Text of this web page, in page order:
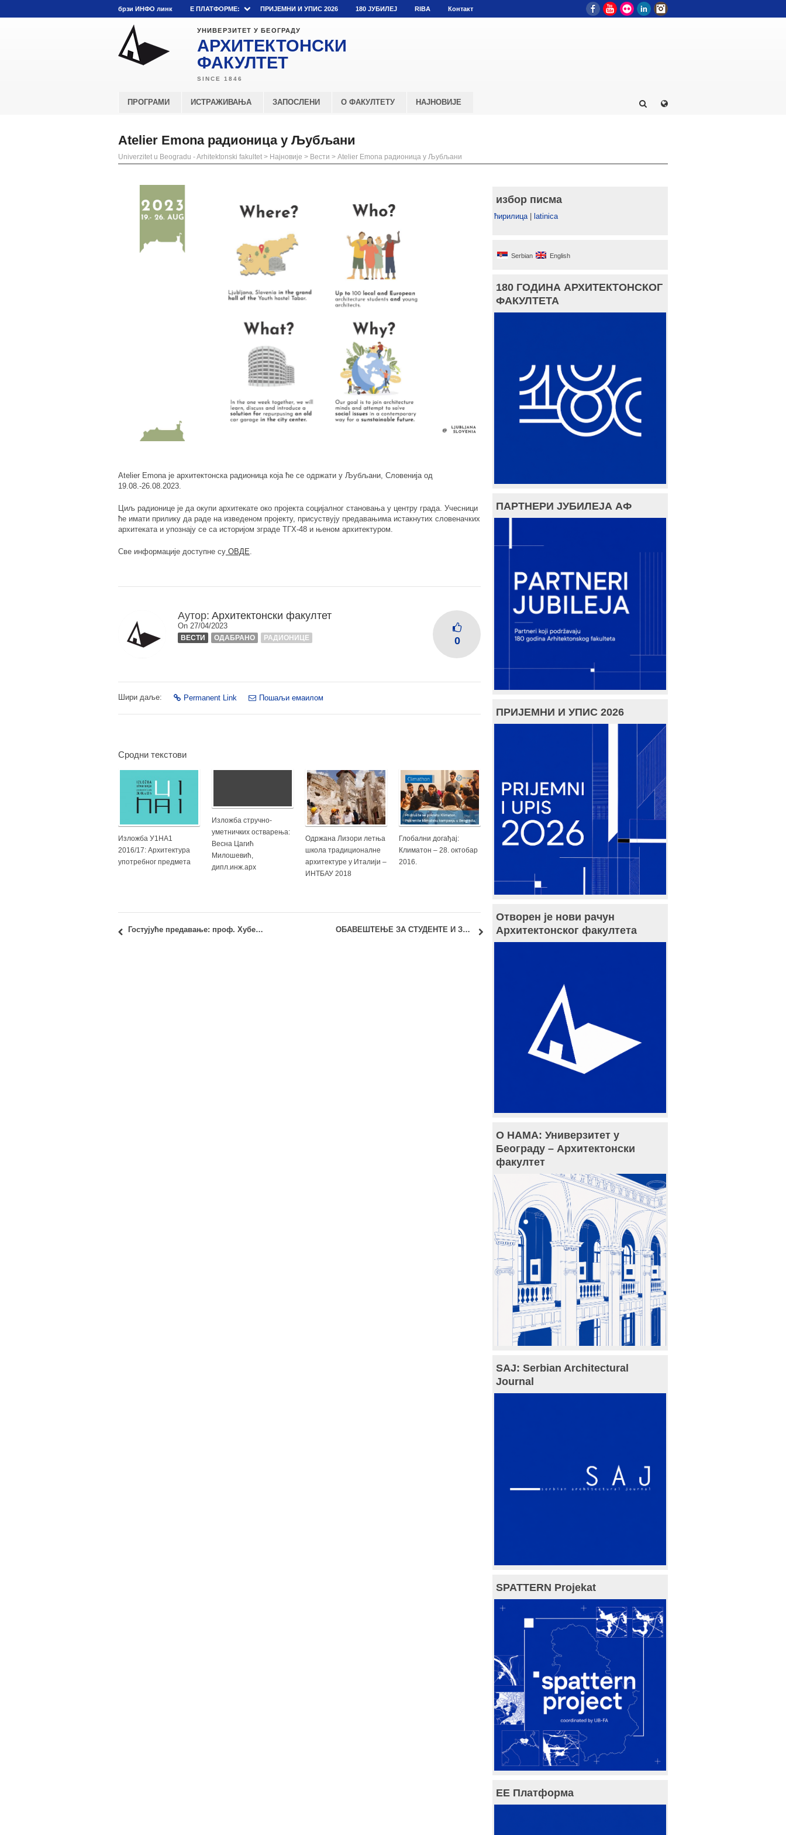
брзи ИНФО линк E ПЛАТФОРМЕ: ПРИЈЕМНИ И УПИС 2026 180 ЈУБИЛЕЈ RIBA Контакт FacebookYouTube
Flickr LinkedIn
УНИВЕРЗИТЕТ У БЕОГРАДУ
АРХИТЕКТОНСКИ
ФАКУЛТЕТ
ПРОГРАМИ ИСТРАЖИВАЊА ЗАПОСЛЕНИ О ФАКУЛТЕТУ НАЈНОВИЈЕ
Atelier Emona радионица у Љубљани
Univerzitet u Beogradu - Arhitektonski fakultet > Најновије > Вести > Atelier Emona радионица у Љубљани
Atelier Emona је архитектонска радионица која ће се одржати у Љубљани, Словенија од
19.08.-26.08.2023.
Циљ радионице је да окупи архитекате око пројекта социјалног становања у центру града. Учесници
ће имати прилику да раде на изведеном пројекту, присуствују предавањима истакнутих словеначких
архитеката и упознају се са историјом зграде ТГХ-48 и њеном архитектуром.
Све информације доступне су ОВДЕ.
Аутор: Архитектонски факултет
On 27/04/2023
ВЕСТИ ОДАБРАНО РАДИОНИЦЕ 0
Шири даље: Permanent Link Пошаљи емаилом
Сродни текстови
Изложба У1НА1
2016/17: Архитектура
употребног предмета
Изложба стручно-
уметничких остварења:
Весна Цагић
Милошевић,
дипл.инж.арх
Одржана Лизори летња
школа традиционалне
архитектуре у Италији –
ИНТБАУ 2018
Глобални догађај:
Климатон – 28. октобар
2016.
Гостујуће предавање: проф. Хуберт Клумпнер “Designing Urban Imaginaries” ОБАВЕШТЕЊЕ ЗА СТУДЕНТЕ И ЗАПОСЛЕНЕ – Нерадни дани: Празник рада
избор писма
ћирилица| latinica
Serbian English
180 ГОДИНА АРХИТЕКТОНСКОГ
ФАКУЛТЕТА
ПАРТНЕРИ ЈУБИЛЕЈА АФ
ПРИЈЕМНИ И УПИС 2026
Отворен је нови рачун
Архитектонског факултета
О НАМА: Универзитет у
Београду – Архитектонски
факултет
SAJ: Serbian Architectural
Journal
SPATTERN Projekat
ЕЕ Платформа